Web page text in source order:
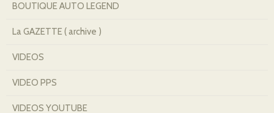
BOUTIQUE AUTO LEGEND
La GAZETTE ( archive )
VIDEOS
VIDEO PPS
VIDEOS YOUTUBE